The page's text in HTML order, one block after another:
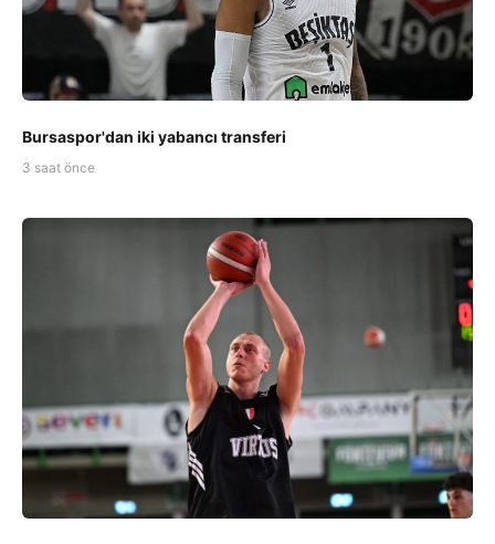
Bursaspor'dan iki yabancı transferi
3 saat önce